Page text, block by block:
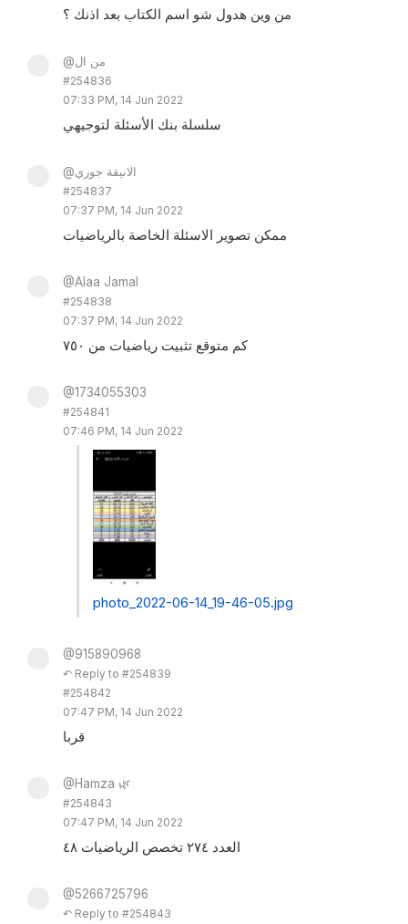
من وين هدول شو اسم الكتاب بعد اذنك ؟
@من ال
#254836
07:33 PM, 14 Jun 2022
سلسلة بنك الأسئلة لتوجيهي
@الانيقة جوري
#254837
07:37 PM, 14 Jun 2022
ممكن تصوير الاسئلة الخاصة بالرياضيات
@Alaa Jamal
#254838
07:37 PM, 14 Jun 2022
كم متوقع تثبيت رياضيات من ٧٥٠
@1734055303
#254841
07:46 PM, 14 Jun 2022
photo_2022-06-14_19-46-05.jpg
@915890968
↶ Reply to #254839
#254842
07:47 PM, 14 Jun 2022
قربا
@Hamza 🌿
#254843
07:47 PM, 14 Jun 2022
العدد ٢٧٤ تخصص الرياضيات ٤٨
@5266725796
↶ Reply to #254843